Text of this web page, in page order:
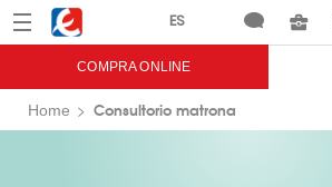
Menú Eroski
COMPRA ONLINE
Home Consultorio matrona